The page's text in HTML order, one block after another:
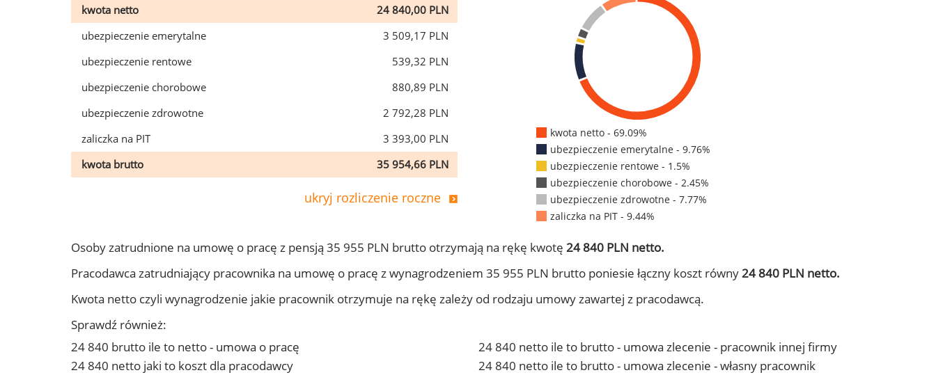
kwota netto
24 840,00 PLN
ubezpieczenie emerytalne
3 509,17 PLN
ubezpieczenie rentowe
539,32 PLN
ubezpieczenie chorobowe
880,89 PLN
ubezpieczenie zdrowotne
2 792,28 PLN
zaliczka na PIT
3 393,00 PLN
kwota brutto
35 954,66 PLN
ukryj rozliczenie roczne
kwota netto - 69.09%
ubezpieczenie emerytalne - 9.76%
ubezpieczenie rentowe - 1.5%
ubezpieczenie chorobowe - 2.45%
ubezpieczenie zdrowotne - 7.77%
zaliczka na PIT - 9.44%
Osoby zatrudnione na umowę o pracę z pensją 35 955 PLN brutto otrzymają na rękę kwotę 24 840 PLN netto.
Pracodawca zatrudniający pracownika na umowę o pracę z wynagrodzeniem 35 955 PLN brutto poniesie łączny koszt równy24 840 PLN netto.
Kwota netto czyli wynagrodzenie jakie pracownik otrzymuje na rękę zależy od rodzaju umowy zawartej z pracodawcą.
Sprawdź również:
24 840 brutto ile to netto - umowa o pracę
24 840 netto jaki to koszt dla pracodawcy
24 840 netto ile to brutto - umowa zlecenie - pracownik innej firmy
24 840 netto ile to brutto - umowa zlecenie - własny pracownik